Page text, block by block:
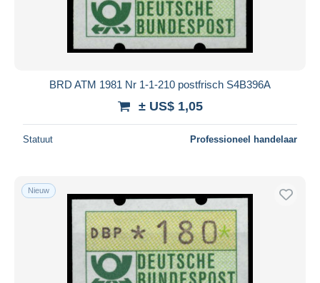
BRD ATM 1981 Nr 1-1-210 postfrisch S4B396A
± US$ 1,05
Statuut Professioneel handelaar
Nieuw